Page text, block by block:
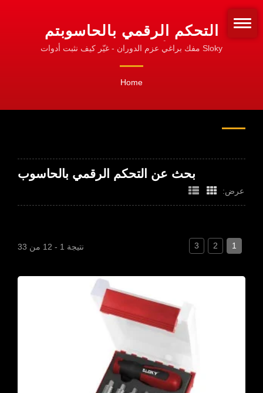
التحكم الرقمي بالحاسوبتم
البحث | أدوات عزم الدوران
CNC للتشغيل، والتدوير،
Sloky مفك براغي عزم الدوران - غيّر كيف نثبت أدوات
Home
بحث عن التحكم الرقمي بالحاسوب
عرض:
نتيجة 1 - 12 من 33 1
2
3